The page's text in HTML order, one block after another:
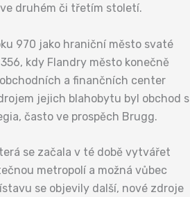
druhém či třetím století.
970 jako hraniční město svaté
kdy Flandry město konečně
a finančních center
jejich blahobytu byl obchod s
často ve prospěch Brugg.
se začala v té době vytvářet
metropolí a možná vůbec
se objevily další, nové zdroje